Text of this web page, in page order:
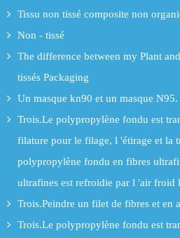
Tissu non tissé composite non
Non - tissé
The difference between my Plant
tissés Packaging
Un masque kn90 et un masque N95.
Trois.Le polypropylène fondu est
filature pour le filage, l 'étirage et la
polypropylène fondu en fibres
ultrafines est refroidie par l 'air froid
Trois.Peindre un filet de fibres et en
Trois.Le polypropylène fondu est